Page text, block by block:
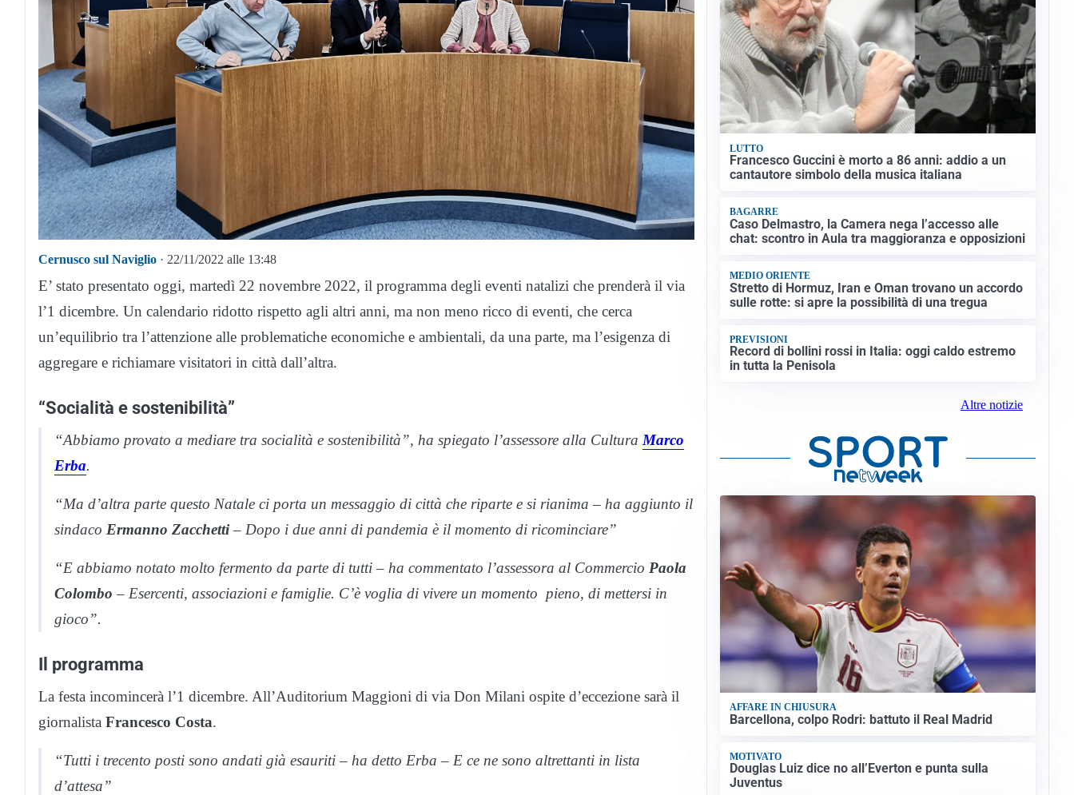
Cernusco sul Naviglio · 22/11/2022 alle 13:48
E’ stato presentato oggi, martedì 22 novembre 2022, il programma degli eventi natalizi che prenderà il via
l’1 dicembre. Un calendario ridotto rispetto agli altri anni, ma non meno ricco di eventi, che cerca
un’equilibrio tra l’attenzione alle problematiche economiche e ambientali, da una parte, ma l’esigenza di
aggregare e richiamare visitatori in città dall’altra.
“Socialità e sostenibilità”
“Abbiamo provato a mediare tra socialità e sostenibilità”, ha spiegato l’assessore alla Cultura Marco
Erba.
“Ma d’altra parte questo Natale ci porta un messaggio di città che riparte e si rianima – ha aggiunto il
sindaco Ermanno Zacchetti– Dopo i due anni di pandemia è il momento di ricominciare”
“E abbiamo notato molto fermento da parte di tutti – ha commentato l’assessora al Commercio Paola
Colombo – Esercenti, associazioni e famiglie. C’è voglia di vivere un momento pieno, di mettersi in
gioco”.
Il programma
La festa incomincerà l’1 dicembre. All’Auditorium Maggioni di via Don Milani ospite d’eccezione sarà il
giornalista Francesco Costa.
“Tutti i trecento posti sono andati già esauriti – ha detto Erba – E ce ne sono altrettanti in lista
d’attesa”
LUTTO
Francesco Guccini è morto a 86 anni: addio a un
cantautore simbolo della musica italiana
BAGARRE
Caso Delmastro, la Camera nega l’accesso alle
chat: scontro in Aula tra maggioranza e opposizioni
MEDIO ORIENTE
Stretto di Hormuz, Iran e Oman trovano un accordo
sulle rotte: si apre la possibilità di una tregua
PREVISIONI
Record di bollini rossi in Italia: oggi caldo estremo
in tutta la Penisola
Altre notizie
AFFARE IN CHIUSURA
Barcellona, colpo Rodri: battuto il Real Madrid
MOTIVATO
Douglas Luiz dice no all’Everton e punta sulla
Juventus